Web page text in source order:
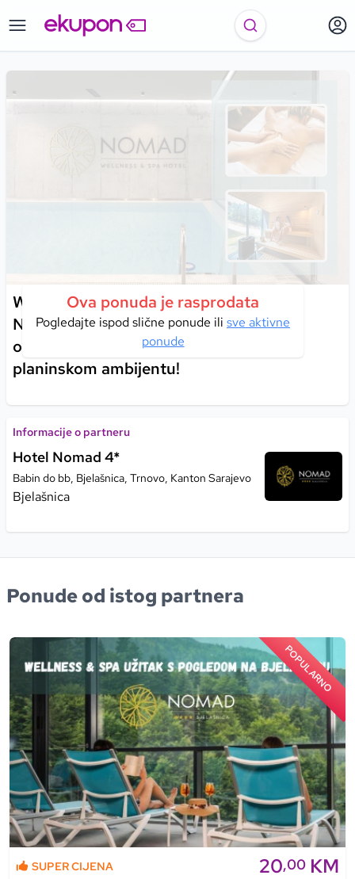
Ova ponuda je rasprodata
Pogledajte ispod slične ponude ili sve aktivne
ponude
Wellness i potpuna relaksacija u Hotelu
Nomad 4* na Bjelašnici – savršen spoj
odmora, revitalizacije i uživanja u
planinskom ambijentu!
Informacije o partneru
Hotel Nomad 4*
Babin do bb, Bjelašnica, Trnovo, Kanton Sarajevo
Bjelašnica
Ponude od istog partnera
POPULARNO
SUPER CIJENA 20,00 KM